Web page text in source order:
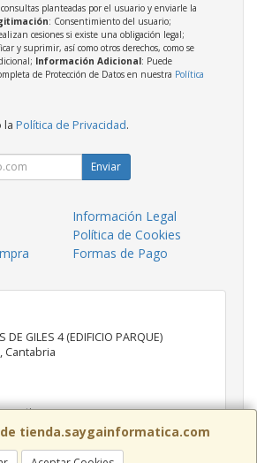
tienda.saygainformatica.com
planteadas por el usuario y enviarle la
: Consentimiento del usuario;
cesiones si existe una obligación legal;
y suprimir, así como otros derechos, como se
Información Adicional: Puede
de Protección de Datos en nuestra Política
la Política de Privacidad.
Enviar
Información Legal
Política de Cookies
Formas de Pago
DE GILES 4 (EDIFICIO PARQUE)
, Cantabria